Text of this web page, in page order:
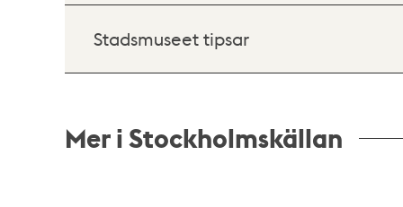
Stadsmuseet tipsar
Mer i Stockholmskällan